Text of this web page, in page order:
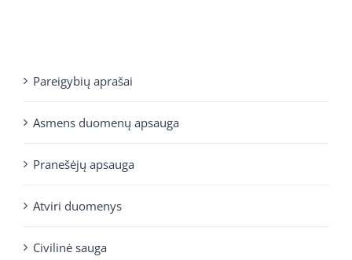
Pareigybių aprašai
Asmens duomenų apsauga
Pranešėjų apsauga
Atviri duomenys
Civilinė sauga